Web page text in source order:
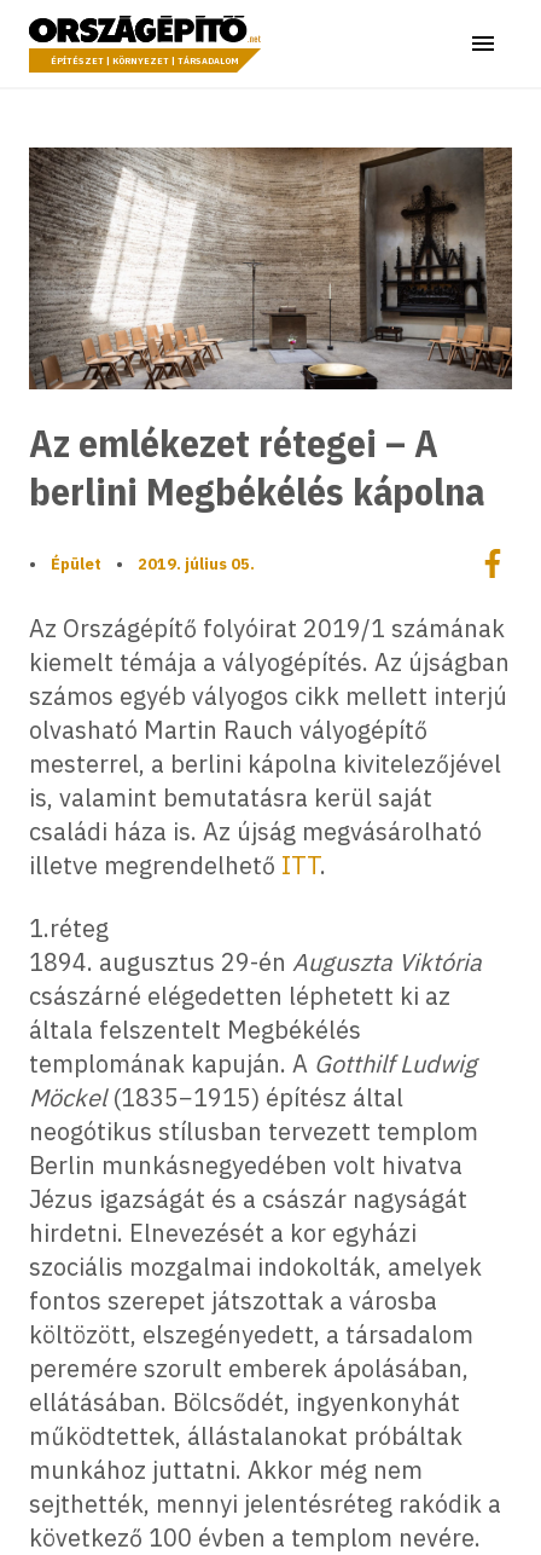
a tartalomhoz
Országépítő
ÉPÍTÉSZET | KÖRNYEZET | TÁRSADALOM Menü
Az emlékezet rétegei – A
berlini Megbékélés kápolna
• Épület • 2019. július 05.
Az Országépítő folyóirat 2019/1 számának
kiemelt témája a vályogépítés. Az újságban
számos egyéb vályogos cikk mellett interjú
olvasható Martin Rauch vályogépítő
mesterrel, a berlini kápolna kivitelezőjével
is, valamint bemutatásra kerül saját
családi háza is. Az újság megvásárolható
illetve megrendelhető ITT.
1.réteg
1894. augusztus 29-én Auguszta Viktória
császárné elégedetten léphetett ki az
általa felszentelt Megbékélés
templomának kapuján. A Gotthilf Ludwig
Möckel(1835−1915) építész által
neogótikus stílusban tervezett templom
Berlin munkásnegyedében volt hivatva
Jézus igazságát és a császár nagyságát
hirdetni. Elnevezését a kor egyházi
szociális mozgalmai indokolták, amelyek
fontos szerepet játszottak a városba
költözött, elszegényedett, a társadalom
peremére szorult emberek ápolásában,
ellátásában. Bölcsődét, ingyenkonyhát
működtettek, állástalanokat próbáltak
munkához juttatni. Akkor még nem
sejthették, mennyi jelentésréteg rakódik a
következő 100 évben a templom nevére.